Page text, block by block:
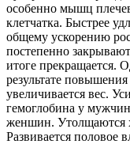
особенно мышц
клетчатка. Быстрее
общему ускорению
постепенно
итоге прекращается.
результате
увеличивается вес.
гемоглобина у
женшин. Утолщаются
Развивается половое